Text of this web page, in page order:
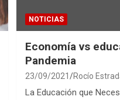
NOTICIAS
Economía vs
Pandemia
23/09/2021 Rocío
La Educación que